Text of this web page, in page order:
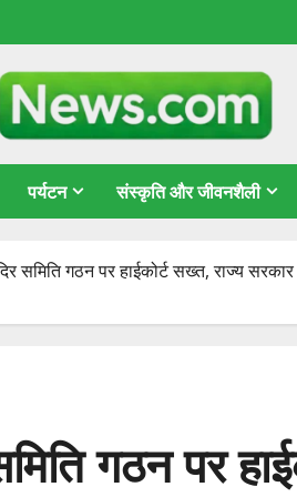
पर्यटन संस्कृति और जीवनशैली
समिति गठन पर हाईकोर्ट सख्त, राज्य
गठन पर